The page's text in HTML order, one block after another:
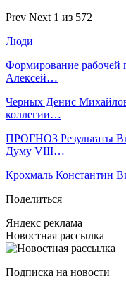
Prev Next 1 из 572
Люди
Формирование рабочей
Алексей…
Черных Денис
коллегии…
ПРОГНОЗ Результаты
Думу VIII…
Крохмаль Константин
Поделиться
Яндекс реклама
Новостная рассылка
Подписка на новости